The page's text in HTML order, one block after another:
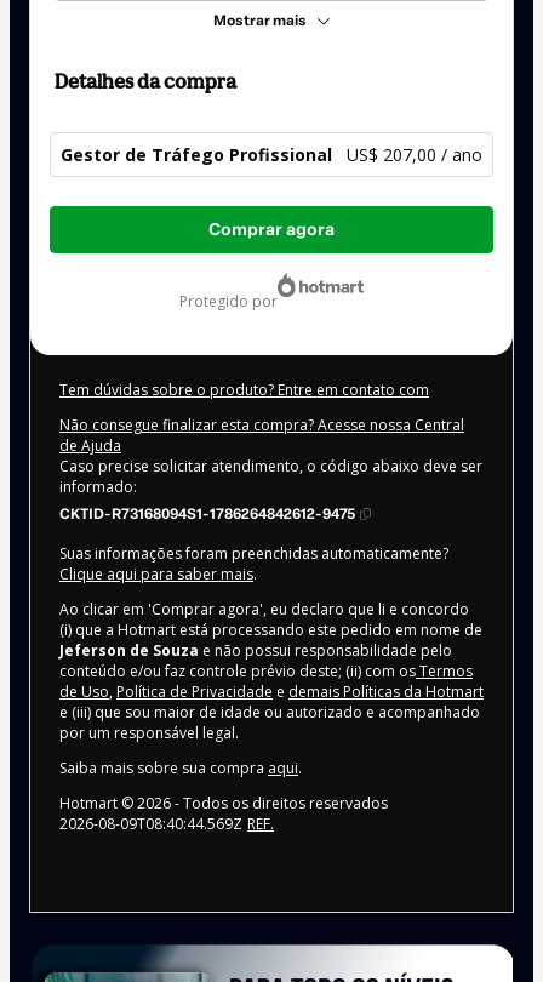
Mostrar mais
Detalhes da compra
Gestor de Tráfego Profissional US$ 207,00 / ano
Total
Comprar agora
protegido por
Tem dúvidas sobre o produto? Entre em contato com
Não consegue finalizar esta compra? Acesse nossa Central
de Ajuda
Caso precise solicitar atendimento, o código abaixo deve ser
informado:
CKTID-R73168094S1-1786264842612-9475
Suas informações foram preenchidas automaticamente?
Clique aqui para saber mais.
Ao clicar em 'Comprar agora', eu declaro que li e concordo
(i) que a Hotmart está processando este pedido em nome de
Jeferson de Souza e não possui responsabilidade pelo
conteúdo e/ou faz controle prévio deste; (ii) com osTermos
de Uso, Política de Privacidade e demais Políticas da Hotmart
e (iii) que sou maior de idade ou autorizado e acompanhado
por um responsável legal.
Saiba mais sobre sua compra aqui.
Hotmart ©2026- Todos os direitos reservados
2026-08-09T08:40:44.569Z REF.